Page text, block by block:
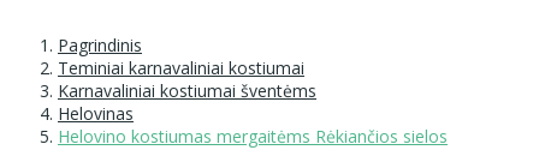
Pagrindinis
Teminiai karnavaliniai kostiumai
Karnavaliniai kostiumai šventėms
Helovinas
Helovino kostiumas mergaitėms Rėkiančios sielos